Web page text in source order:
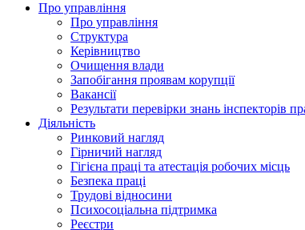
Про управління
Про управління
Структура
Керівництво
Очищення влади
Запобігання проявам корупції
Вакансії
Результати перевірки знань інспекторів
Діяльність
Ринковий нагляд
Гірничий нагляд
Гігієна праці та атестація робочих місць
Безпека праці
Трудові відносини
Психосоціальна підтримка
Реєстри